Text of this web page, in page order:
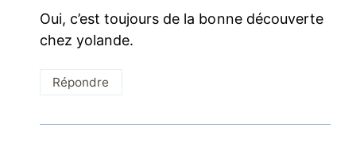
Oui, c’est toujours de la bonne découverte
chez yolande.
Répondre